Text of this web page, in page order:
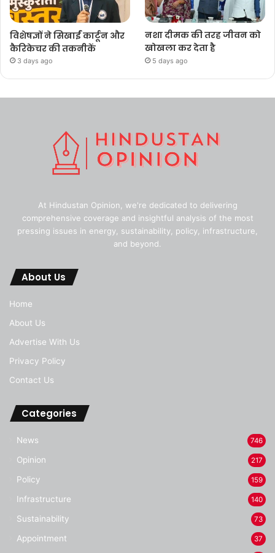
विशेषज्ञों ने सिखाईं कार्टून और
कैरिकेचर की तकनीकें
3 days ago
नशा दीमक की तरह जीवन को
खोखला कर देता है
5 days ago
At Hindustan Opinion, we're dedicated to delivering
comprehensive coverage and insightful analysis of the most
pressing issues in energy, sustainability, policy, infrastructure,
and beyond.
About Us
Home
About Us
Advertise With Us
Privacy Policy
Contact Us
Categories
News 746
Opinion 217
Policy 159
Infrastructure 140
Sustainability 73
Appointment 37